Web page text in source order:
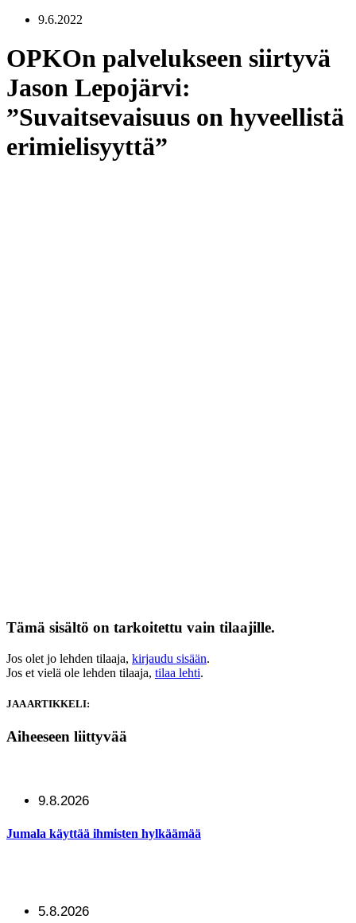
9.6.2022
OPKOn palvelukseen siirtyvä
Jason Lepojärvi:
”Suvaitsevaisuus on hyveellistä
erimielisyyttä”
Tämä sisältö on tarkoitettu vain tilaajille.
Jos olet jo lehden tilaaja, kirjaudu sisään.
Jos et vielä ole lehden tilaaja, tilaa lehti.
JAA ARTIKKELI:
Aiheeseen liittyvää
9.8.2026
Jumala käyttää ihmisten hylkäämää
5.8.2026